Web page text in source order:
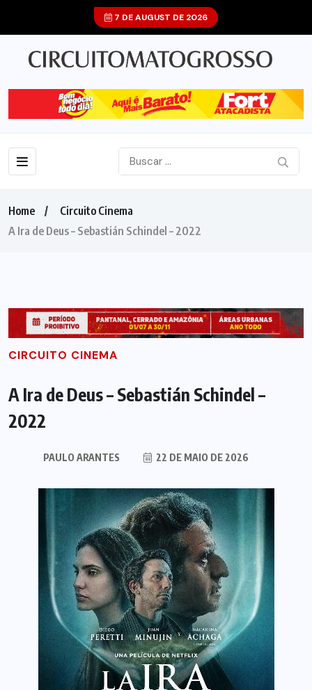
7 DE AUGUST DE 2026
Home
Circuito Cinema
A Ira de Deus – Sebastián Schindel – 2022
CIRCUITO CINEMA
A Ira de Deus – Sebastián Schindel –
2022
PAULO ARANTES 22 DE MAIO DE 2026